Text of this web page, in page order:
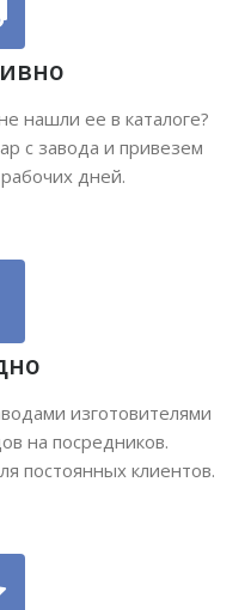
нашли ее в каталоге?
с завода и привезем
дней.
изготовителями
на посредников.
постоянных клиентов.